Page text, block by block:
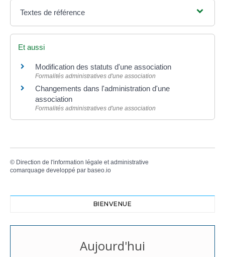
Textes de référence
Et aussi
Modification des statuts d'une association
Formalités administratives d'une association
Changements dans l'administration d'une
association
Formalités administratives d'une association
© Direction de l'information légale et administrative
comarquage developpé par baseo.io
BIENVENUE
Aujourd'hui